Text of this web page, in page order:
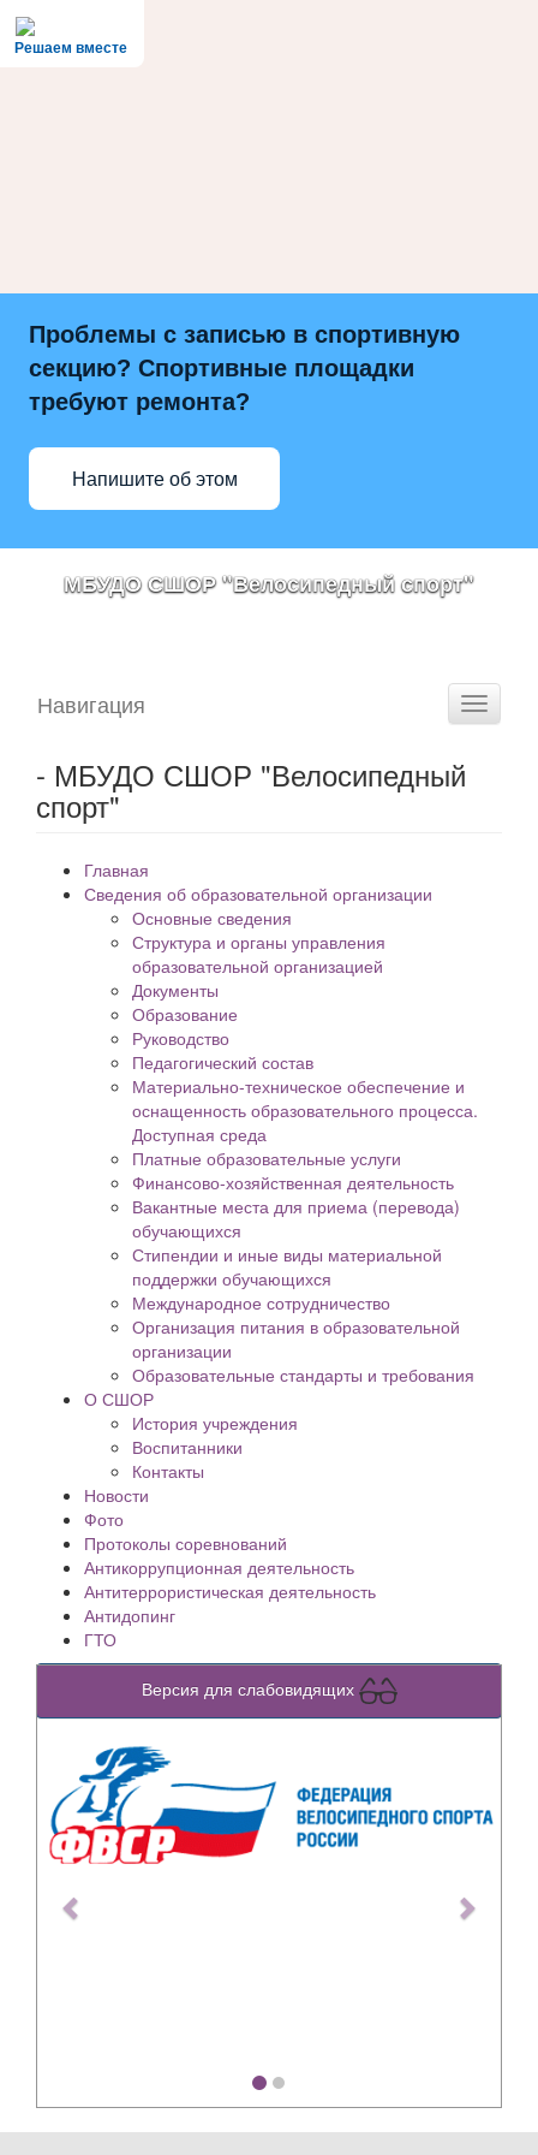
Решаем вместе
Проблемы с записью в спортивную
секцию? Спортивные площадки
требуют ремонта?
Напишите об этом
МБУДО СШОР "Велосипедный спорт"
Toggle
Навигация
- МБУДО СШОР "Велосипедный
спорт"
Главная
Сведения об образовательной организации
Основные сведения
Структура и органы управления
образовательной организацией
Документы
Образование
Руководство
Педагогический состав
Материально-техническое обеспечение и
оснащенность образовательного процесса.
Доступная среда
Платные образовательные услуги
Финансово-хозяйственная деятельность
Вакантные места для приема (перевода)
обучающихся
Стипендии и иные виды материальной
поддержки обучающихся
Международное сотрудничество
Организация питания в образовательной
организации
Образовательные стандарты и требования
О СШОР
История учреждения
Воспитанники
Контакты
Новости
Фото
Протоколы соревнований
Антикоррупционная деятельность
Антитеррористическая деятельность
Антидопинг
ГТО
Версия для слабовидящих
Previous